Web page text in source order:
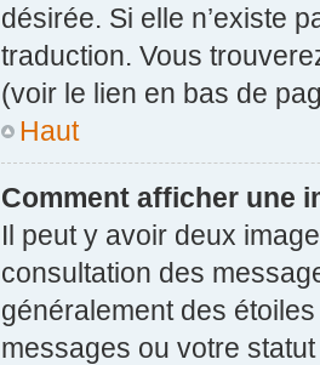
désirée. Si elle n’existe
traduction. Vous
(voir le lien en bas de
Haut
Comment afficher une
Il peut y avoir deux
consultation des
généralement des
messages ou votre